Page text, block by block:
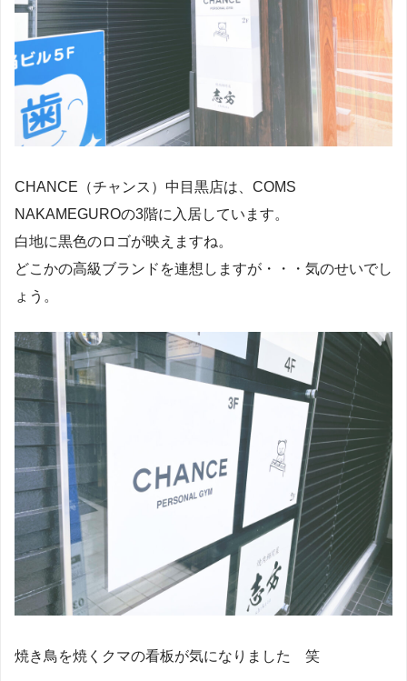
CHANCE（チャンス）中目黒店は、COMS
NAKAMEGUROの3階に入居しています。
白地に黒色のロゴが映えますね。
どこかの高級ブランドを連想しますが・・・気のせいでし
ょう。
焼き鳥を焼くクマの看板が気になりました 笑